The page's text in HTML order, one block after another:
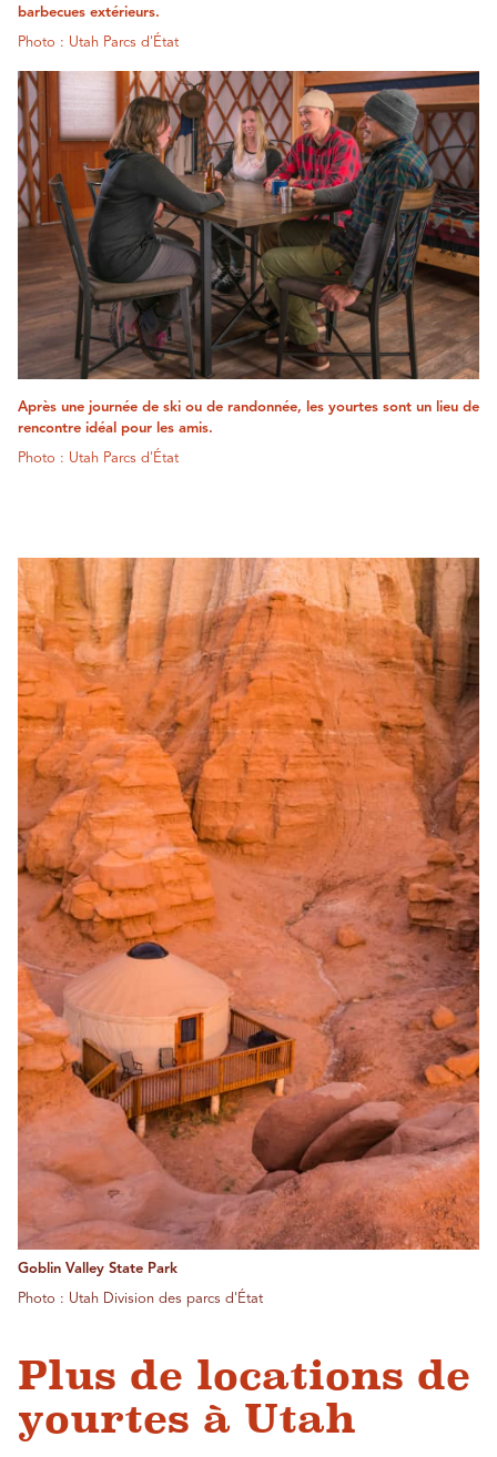
barbecues extérieurs.
Photo : Utah Parcs d'État
Après une journée de ski ou de randonnée, les yourtes sont un lieu de
rencontre idéal pour les amis.
Photo : Utah Parcs d'État
Goblin Valley State Park
Photo : Utah Division des parcs d'État
Plus de locations de
yourtes à Utah